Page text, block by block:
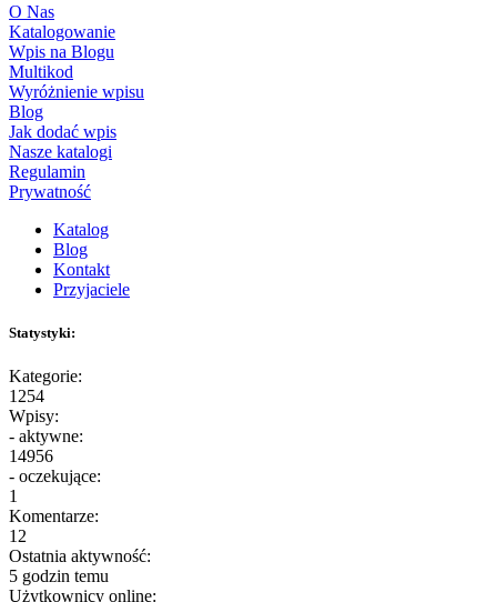
O Nas
Katalogowanie
Wpis na Blogu
Multikod
Wyróżnienie wpisu
Blog
Jak dodać wpis
Nasze katalogi
Regulamin
Prywatność
Katalog
Blog
Kontakt
Przyjaciele
Statystyki:
Kategorie:
1254
Wpisy:
- aktywne:
14956
- oczekujące:
1
Komentarze:
12
Ostatnia aktywność:
5 godzin temu
Użytkownicy online: